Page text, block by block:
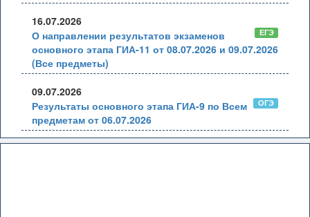
16.07.2026
ЕГЭ
О направлении результатов экзаменов
основного этапа ГИА-11 от 08.07.2026 и 09.07.2026
(Все предметы)
09.07.2026
ОГЭ
Результаты основного этапа ГИА-9 по Всем
предметам от 06.07.2026